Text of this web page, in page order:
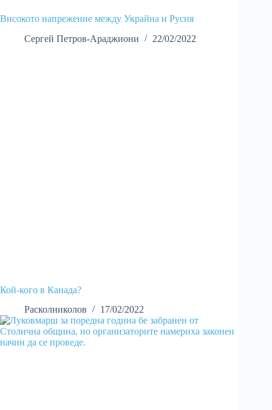
Високото напрежение между Украйна и Русия
Сергей Петров-Араджиони
22/02/2022
Кой-кого в Канада?
Расколниколов
17/02/2022